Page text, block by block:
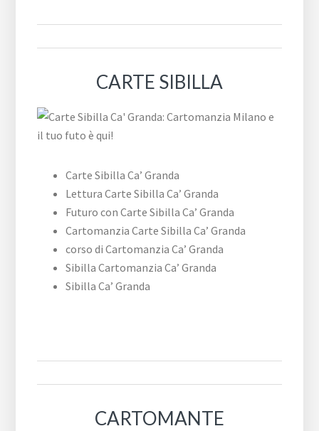
CARTE SIBILLA
Carte Sibilla Ca’ Granda
Lettura Carte Sibilla Ca’ Granda
Futuro con Carte Sibilla Ca’ Granda
Cartomanzia Carte Sibilla Ca’ Granda
corso di Cartomanzia Ca’ Granda
Sibilla Cartomanzia Ca’ Granda
Sibilla Ca’ Granda
CARTOMANTE